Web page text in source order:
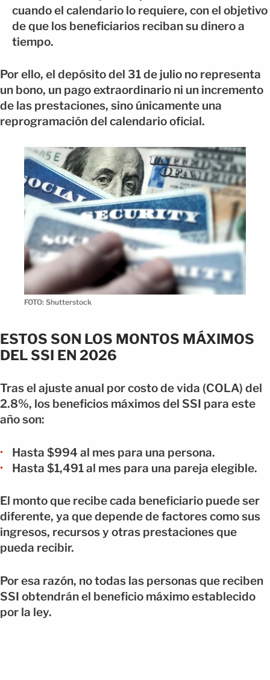
cuando el calendario lo requiere, con el objetivo
de que los beneficiarios reciban su dinero a
tiempo.
Por ello, el depósito del 31 de julio no representa
un bono, un pago extraordinario ni un incremento
de las prestaciones, sino únicamente una
reprogramación del calendario oficial.
FOTO: Shutterstock
ESTOS SON LOS MONTOS MÁXIMOS
DEL SSI EN 2026
Tras el ajuste anual por costo de vida (COLA) del
2.8%, los beneficios máximos del SSI para este
año son:
Hasta $994 al mes para una persona.
Hasta $1,491 al mes para una pareja elegible.
El monto que recibe cada beneficiario puede ser
diferente, ya que depende de factores como sus
ingresos, recursos y otras prestaciones que
pueda recibir.
Por esa razón, no todas las personas que reciben
SSI obtendrán el beneficio máximo establecido
por la ley.